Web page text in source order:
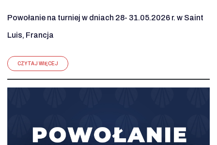
Powołanie na turniej w dniach 28- 31.05.2026 r. w Saint
Luis, Francja
CZYTAJ WIĘCEJ